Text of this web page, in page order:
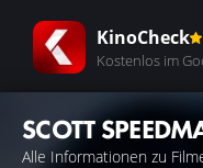
KinoCheck
Kostenlos im
SCOTT
Alle Informationen zu